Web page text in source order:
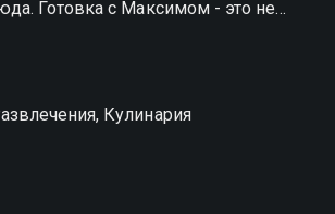
Готовка с Максимом - это не
настоящая кулинарная история,
1 сезон сериала Кухня с иронией
бесплатно в хорошем HD
Кулинария